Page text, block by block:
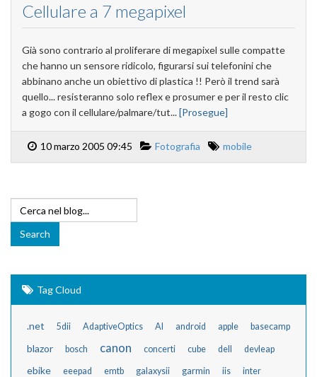
Cellulare a 7 megapixel
Già sono contrario al proliferare di megapixel sulle compatte
che hanno un sensore ridicolo, figurarsi sui telefonini che
abbinano anche un obiettivo di plastica !! Però il trend sarà
quello... resisteranno solo reflex e prosumer e per il resto clic
a gogo con il cellulare/palmare/tut...[Prosegue]
10 marzo 2005 09:45 Fotografia mobile
Tag Cloud
.net 5dii AdaptiveOptics AI android apple basecamp
blazor bosch canon concerti cube dell devleap
ebike eeepad emtb galaxysii garmin iis inter